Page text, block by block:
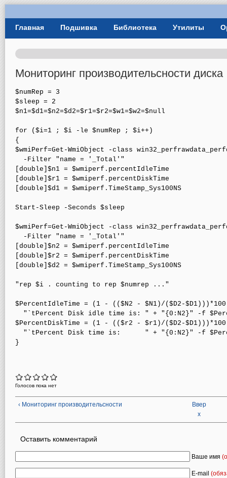
User Menu
Мониторинг производительсности диска
$numRep = 3
$sleep = 2
$n1=$d1=$n2=$d2=$r1=$r2=$w1=$w2=$null
for ($i=1 ; $i -le $numRep ; $i++)
{
$wmiPerf=Get-WmiObject -class
  -Filter "name = '_Total'"
[double]$n1 = $wmiperf.percentIdleTime
[double]$r1 = $wmiperf.percentDiskTime
[double]$d1 = $wmiperf.TimeStamp_Sys100NS
Start-Sleep -Seconds $sleep
$wmiPerf=Get-WmiObject -class
  -Filter "name = '_Total'"
[double]$n2 = $wmiperf.percentIdleTime
[double]$r2 = $wmiperf.percentDiskTime
[double]$d2 = $wmiperf.TimeStamp_Sys100NS
"rep $i . counting to rep $numrep ..."
$PercentIdleTime = (1 - (($N2 - $N1)/($D2-$D1)))*100
"`tPercent Disk idle time is: " + "{0:N2}" -f
$PercentDiskTime = (1 - (($r2 - $r1)/($D2-$D1)))*100
"`tPercent Disk time is:      " + "{0:N2}" -f
}
Голосов пока нет
‹ Мониторинг производительсности
Ввер
х
Оставить комментарий
Ваше имя
E-mail
Главное меню
Главная Подшивка Библиотека Утилиты